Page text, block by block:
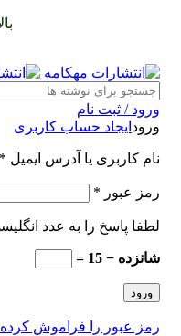
بالا 100
ورود / ثبت نام
ورود ایجاد حساب کاربری
نام کاربری یا آدرس ایمیل *
رمز عبور *
لطفا پاسخ را به عدد
شانزده − 15 =
ورود
رمز عبور را فراموش کرده